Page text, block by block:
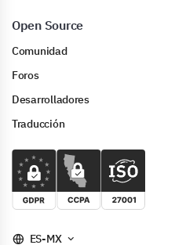
Open Source
Comunidad
Foros
Desarrolladores
Traducción
ES-MX